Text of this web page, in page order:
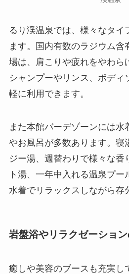
るり渓温泉では、様々なタイ
ます。国内有数のラジウム含
場は、肩こりや疲れをやわら
シャンプーやリンス、ボディ
軽に利用できます。
また本館バーデゾーンには水
やお風呂が多数あります。寝
ジー湯、週替わりで様々な香
ト湯、一年中入れる温泉プー
水着でリラックスしながら存
岩盤浴やリラクゼーション
癒しや美容のブースも充実し